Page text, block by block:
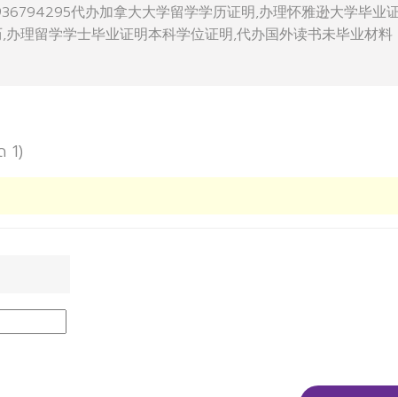
代办加拿大大学留学学历证明,办理怀雅逊大学毕业
理留学学士毕业证明本科学位证明,代办国外读书未毕业材料
1)